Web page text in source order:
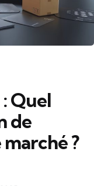
Quel
de
?